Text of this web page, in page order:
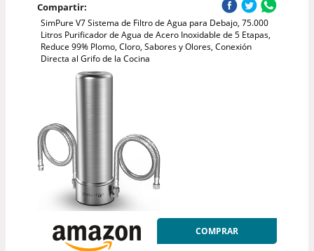
Compartir:
SimPure V7 Sistema de Filtro de Agua para Debajo, 75.000
Litros Purificador de Agua de Acero Inoxidable de 5 Etapas,
Reduce 99% Plomo, Cloro, Sabores y Olores, Conexión
Directa al Grifo de la Cocina
COMPRAR